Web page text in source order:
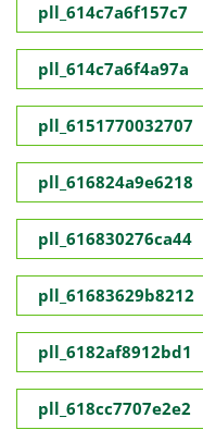
pll_614c7a6f157c7
pll_614c7a6f4a97a
pll_6151770032707
pll_616824a9e6218
pll_616830276ca44
pll_61683629b8212
pll_6182af8912bd1
pll_618cc7707e2e2